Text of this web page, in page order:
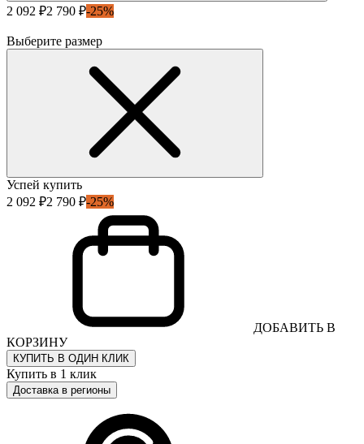
2 092 ₽2 790 ₽-25%
Выберите размер
Успей купить
2 092 ₽2 790 ₽-25%
ДОБАВИТЬ В
КОРЗИНУ
КУПИТЬ В ОДИН КЛИК
Купить в 1 клик
Доставка в регионы